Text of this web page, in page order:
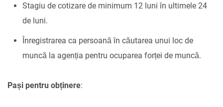
Stagiu de cotizare de minimum 12 luni în ultimele 24
de luni.
Înregistrarea ca persoană în căutarea unui loc de
muncă la agenția pentru ocuparea forței de muncă.
Pași pentru obținere: